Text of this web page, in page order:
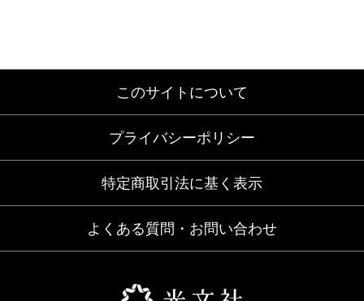
このサイトについて
プライバシーポリシー
特定商取引法に基く表示
よくある質問・お問い合わせ